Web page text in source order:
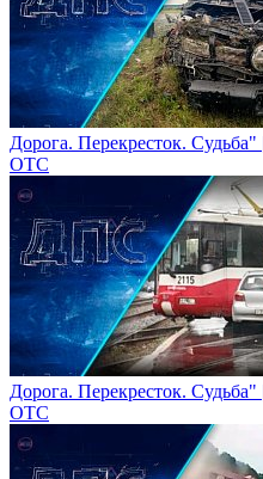
Дорога. Перекресток. Судьба"
ОТС
Дорога. Перекресток. Судьба"
ОТС